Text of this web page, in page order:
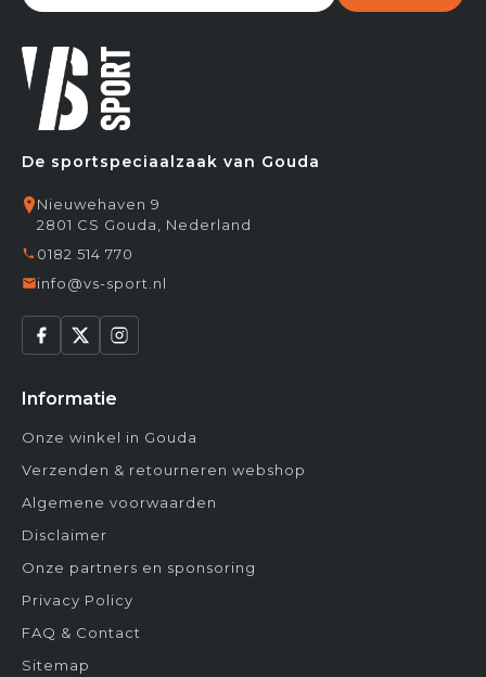
De sportspeciaalzaak van Gouda
Nieuwehaven 9
2801 CS Gouda, Nederland
0182 514 770
info@vs-sport.nl
Informatie
Onze winkel in Gouda
Verzenden & retourneren webshop
Algemene voorwaarden
Disclaimer
Onze partners en sponsoring
Privacy Policy
FAQ & Contact
Sitemap